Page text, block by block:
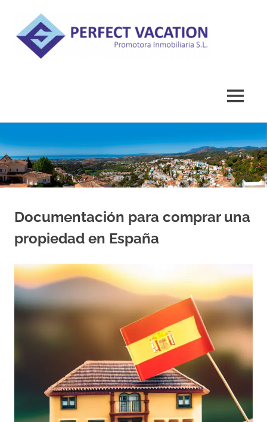
al
contenido
MENÚ
Documentación para comprar una
propiedad en España